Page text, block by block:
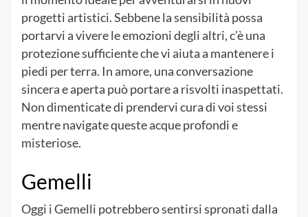
progetti artistici. Sebbene la sensibilità possa
portarvi a vivere le emozioni degli altri, c’è una
protezione sufficiente che vi aiuta a mantenere i
piedi per terra. In amore, una conversazione
sincera e aperta può portare a risvolti inaspettati.
Non dimenticate di prendervi cura di voi stessi
mentre navigate queste acque profondi e
misteriose.
Gemelli
Oggi i Gemelli potrebbero sentirsi spronati dalla